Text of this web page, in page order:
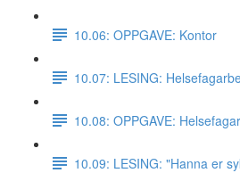
10.06: OPPGAVE: Kontor
10.07: LESING:
10.08: OPPGAVE:
10.09: LESING: "Hanna er